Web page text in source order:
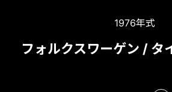
1976年式
フォルクスワーゲン / タ